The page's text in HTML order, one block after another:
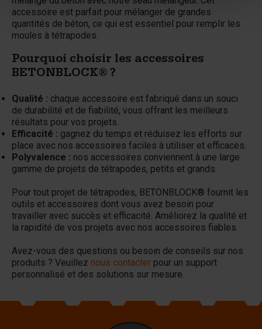
accessoire est parfait pour mélanger de grandes
quantités de béton, ce qui est essentiel pour remplir les
moules à tétrapodes.
Pourquoi choisir les accessoires
BETONBLOCK® ?
Qualité : chaque accessoire est fabriqué dans un souci
de durabilité et de fiabilité, vous offrant les meilleurs
résultats pour vos projets.
Efficacité : gagnez du temps et réduisez les efforts sur
place avec nos accessoires faciles à utiliser et efficaces.
Polyvalence : nos accessoires conviennent à une large
gamme de projets de tétrapodes, petits et grands.
Pour tout projet de tétrapodes, BETONBLOCK® fournit les
outils et accessoires dont vous avez besoin pour
travailler avec succès et efficacité. Améliorez la qualité et
la rapidité de vos projets avec nos accessoires fiables.
Avez-vous des questions ou besoin de conseils sur nos
produits ? Veuillez nous contacter pour un support
personnalisé et des solutions sur mesure.